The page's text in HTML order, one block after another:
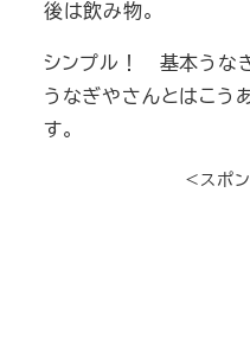
後は飲み物。
シンプル！ 基本うな
うなぎやさんとはこ
す。
＜スポ